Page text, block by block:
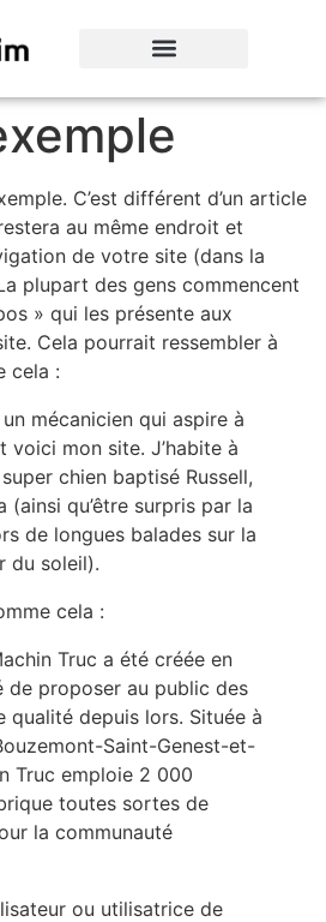
C’est différent d’un article
au même endroit et
de votre site (dans la
plupart des gens commencent
» qui les présente aux
Cela pourrait ressembler à
cela :
mécanicien qui aspire à
voici mon site. J’habite à
super chien baptisé Russell,
(ainsi qu’être surpris par la
de longues balades sur la
du soleil).
cela :
Truc a été créée en
de proposer au public des
qualité depuis lors. Située à
Saint-Genest-et-
Truc emploie 2 000
toutes sortes de
la communauté
ou utilisatrice de